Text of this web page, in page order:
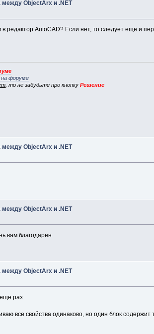
между ObjectArx и .NET
редактор AutoCAD? Если нет, то следует еще и
на форуме
, то не забудьте про кнопкуРешение
между ObjectArx и .NET
между ObjectArx и .NET
вам благодарен
между ObjectArx и .NET
раз.
все свойства одинаково, но один блок